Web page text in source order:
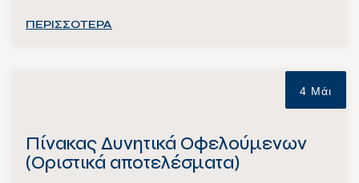
ΠΕΡΙΣΣΟΤΕΡΑ
4 Μάι
Πίνακας Δυνητικά Οφελούμενων
(Οριστικά αποτελέσματα)